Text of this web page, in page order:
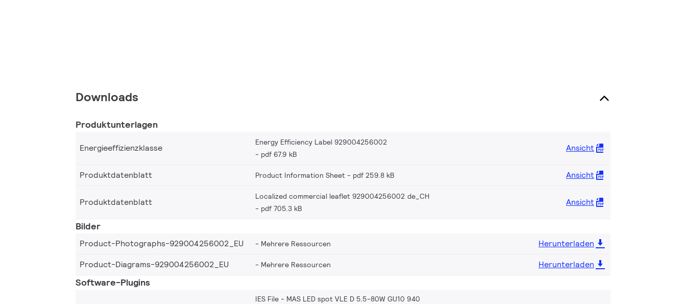
Downloads
Produktunterlagen
Energieeffizienzklasse
Energy Efficiency Label 929004256002
pdf 67.9 kB
Ansicht
Produktdatenblatt Product Information Sheet pdf 259.8 kB Ansicht
Produktdatenblatt
Localized commercial leaflet 929004256002 de_CH
pdf 705.3 kB
Ansicht
Bilder
Product-Photographs-929004256002_EU Mehrere Ressourcen
Herunterladen
Product-Diagrams-929004256002_EU
Mehrere Ressourcen Herunterladen
Software-Plugins
IES File - MAS LED spot VLE D 5.5-80W GU10 940